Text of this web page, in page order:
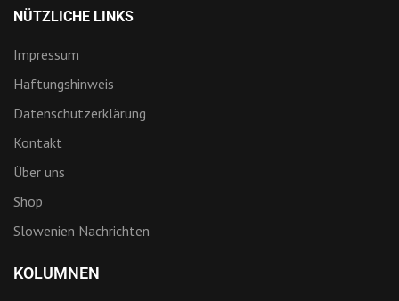
NÜTZLICHE LINKS
Impressum
Haftungshinweis
Datenschutzerklärung
Kontakt
Über uns
Shop
Slowenien Nachrichten
KOLUMNEN